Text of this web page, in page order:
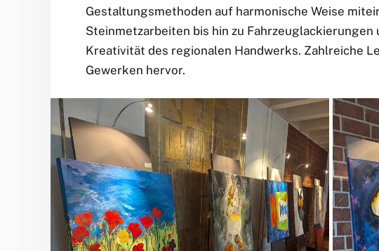
Gestaltungsmethoden auf harmonische Weise
Steinmetzarbeiten bis hin zu
Kreativität des regionalen Handwerks. Zahlreiche
Gewerken hervor.